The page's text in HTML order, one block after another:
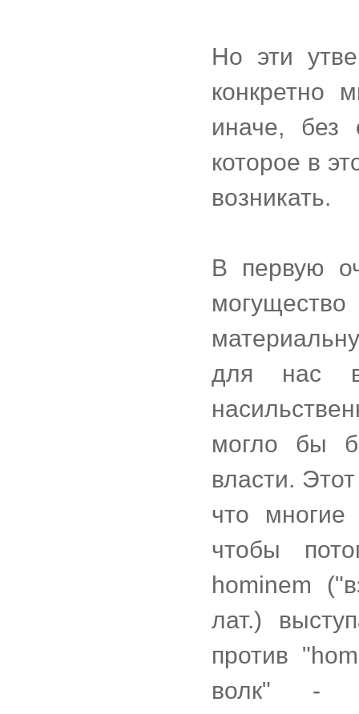
Но эти
конкретно
иначе, без
которое в
возникать.
В первую
для нас
могло бы
власти.
что
чтобы
hominem
лат.)
против
волк" -